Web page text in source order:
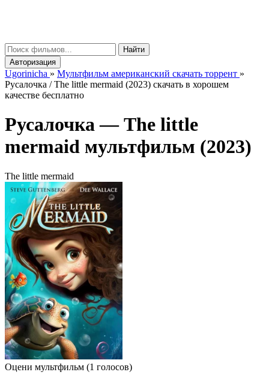
Найти
Авторизация
Ugorinicha » Мультфильм американский скачать торрент »
Русалочка / The little mermaid (2023) скачать в хорошем
качестве бесплатно
Русалочка —The little
mermaid мультфильм (2023)
The little mermaid
Оцени мультфильм (1 голосов)